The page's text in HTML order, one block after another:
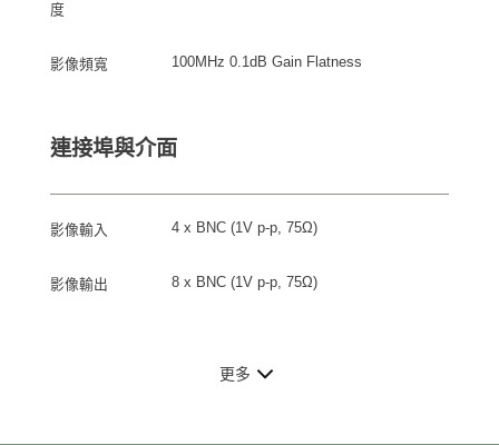
度
影像頻寬 100MHz 0.1dB Gain Flatness
連接埠與介面
影像輸入 4 x BNC (1V p-p, 75Ω)
影像輸出 8 x BNC (1V p-p, 75Ω)
更多